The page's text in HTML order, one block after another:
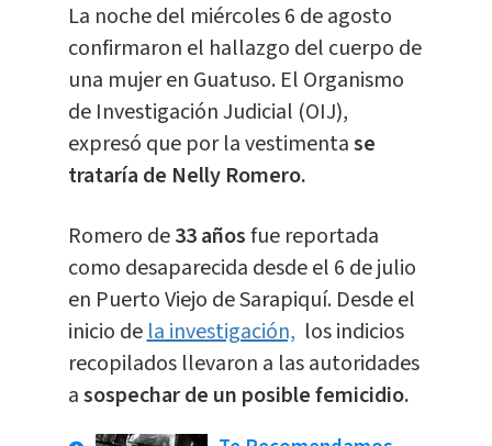
La noche del miércoles 6 de agosto
confirmaron el hallazgo del cuerpo de
una mujer en Guatuso. El Organismo
de Investigación Judicial (OIJ),
expresó que por la vestimentase
trataría de Nelly Romero.
Romero de33 añosfue reportada
como desaparecida desde el 6 de julio
en Puerto Viejo de Sarapiquí. Desde el
inicio dela investigación, los indicios
recopilados llevaron a las autoridades
asospecharde un posible femicidio.